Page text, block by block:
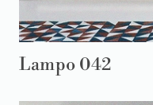
Lampo 042